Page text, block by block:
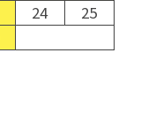
24
25